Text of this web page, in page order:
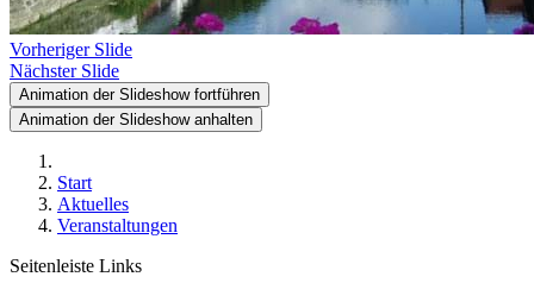
Vorheriger Slide
Nächster Slide
Animation der Slideshow fortführen
Animation der Slideshow anhalten
Start
Aktuelles
Veranstaltungen
Seitenleiste Links